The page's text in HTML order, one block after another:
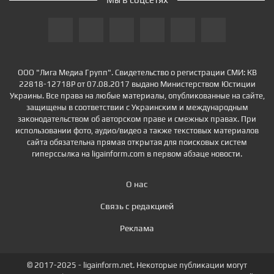
ООО "Лига Медиа Групп". Свидетельство о регистрации СМИ: КВ
22818-12718Р от 07.08.2017 выдано Министерством Юстиции
Украины. Все права на любые материалы, опубликованные на сайте,
защищены в соответствии с Украинским и международным
законодательством об авторском праве и смежных правах. При
использовании фото, аудио/видео а также текстовых материалов
сайта обязательна прямая открытая для поисковых систем
гиперссылка на ligainform.com в первом абзаце новости.
О нас
Связь с редакцией
Реклама
© 2017-2025 - ligainform.net. Некоторые публикации могут